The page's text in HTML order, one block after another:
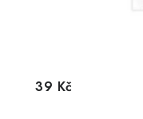
39 Kč